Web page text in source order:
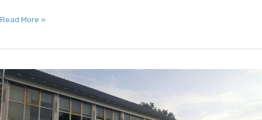
Alles
staan….
Read More »